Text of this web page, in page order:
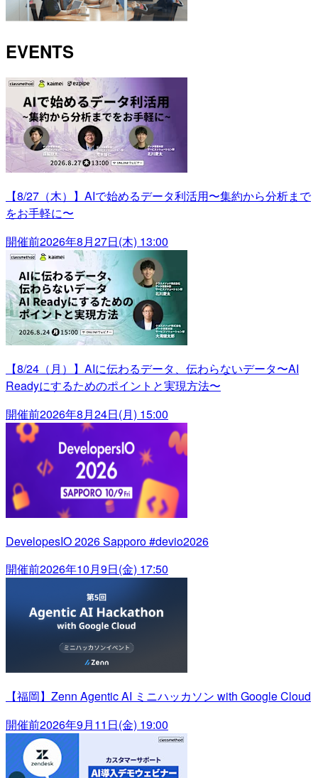
EVENTS
【8/27（木）】AIで始めるデータ利活用〜集約から分析まで
をお手軽に〜
開催前2026年8月27日(木) 13:00
【8/24（月）】AIに伝わるデータ、伝わらないデータ〜AI
Readyにするためのポイントと実現方法〜
開催前2026年8月24日(月) 15:00
DevelopesIO 2026 Sapporo #devio2026
開催前2026年10月9日(金) 17:50
【福岡】Zenn Agentic AI ミニハッカソン with Google Cloud
開催前2026年9月11日(金) 19:00